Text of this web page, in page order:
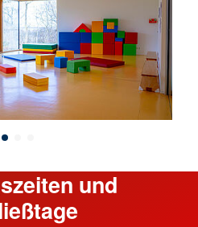
und